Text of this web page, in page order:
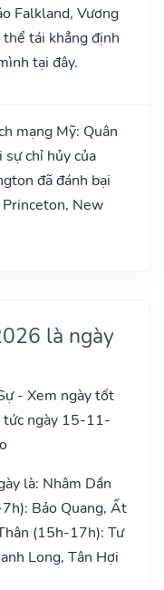
Falkland, Vương
tái khẳng định
tại đây.
mạng Mỹ: Quân
chỉ hủy của
đã đánh bại
New
là ngày
- Xem ngày tốt
tức ngày 15-11-
là: Nhâm Dần
Bảo Quang, Ất
(15h-17h): Tư
Long, Tân Hợi